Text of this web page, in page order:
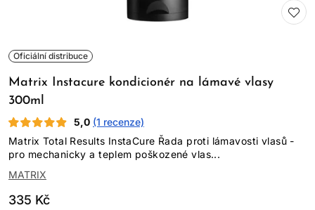
Oficiální distribuce
Matrix Instacure kondicionér na lámavé vlasy
300ml
5,0 (1 recenze)
Matrix Total Results InstaCure Řada proti lámavosti vlasů -
pro mechanicky a teplem poškozené vlas...
MATRIX
335 Kč